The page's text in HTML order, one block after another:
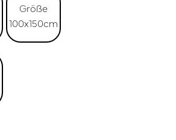
Größe
100x150cm